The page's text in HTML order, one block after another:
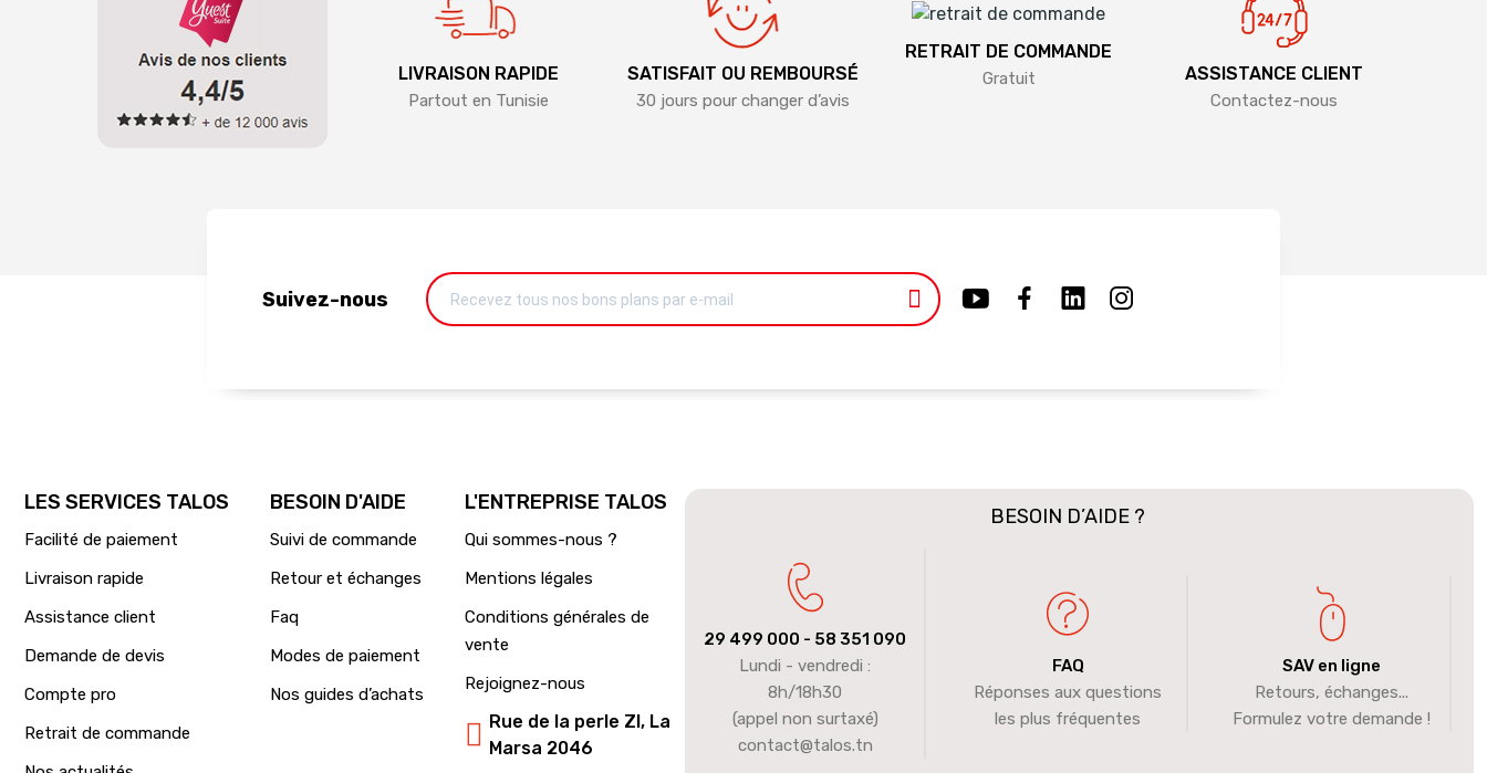
LIVRAISON RAPIDE
Partout en Tunisie
SATISFAIT OU REMBOURSÉ
30 jours pour changer d’avis
RETRAIT DE COMMANDE
Gratuit ASSISTANCE CLIENT
Contactez-nous
Suivez-nous
LES SERVICES TALOS
Facilité de paiement
Livraison rapide
Assistance client
Demande de devis
Compte pro
Retrait de commande
BESOIN D'AIDE
Suivi de commande
Retour et échanges
Faq
Modes de paiement
Nos guides d’achats
L'ENTREPRISE TALOS
Qui sommes-nous ?
Mentions légales
Conditions générales de
vente
Rejoignez-nous
Rue de la perle ZI, La
Marsa 2046
BESOIN D’AIDE ?
29 499 000 - 58 351 090
Lundi - vendredi :
8h/18h30
(appel non surtaxé)
contact@talos.tn
FAQ
Réponses aux questions
les plus fréquentes
SAV en ligne
Retours, échanges...
Formulez votre demande !